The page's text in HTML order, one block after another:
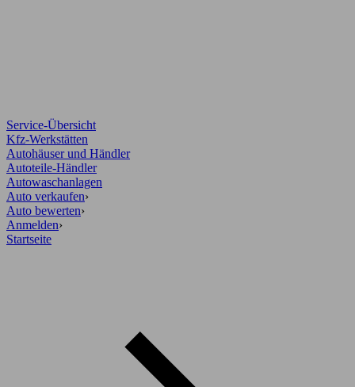
Service-Übersicht
Kfz-Werkstätten
Autohäuser und Händler
Autoteile-Händler
Autowaschanlagen
Auto verkaufen›
Auto bewerten›
Anmelden›
Startseite